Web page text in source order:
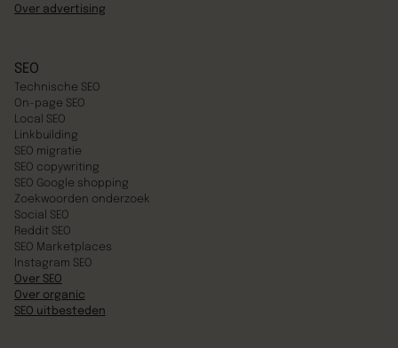
Over advertising
SEO
Technische SEO
On-page SEO
Local SEO
Linkbuilding
SEO migratie
SEO copywriting
SEO Google shopping
Zoekwoorden onderzoek
Social SEO
Reddit SEO
SEO Marketplaces
Instagram SEO
Over SEO
Over organic
SEO uitbesteden